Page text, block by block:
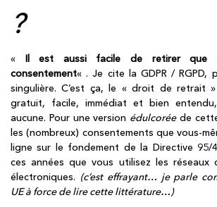
?
« Il est aussi facile de retirer que
consentement« . Je cite la GDPR / RGPD,
singulière. C’est ça, le « droit de retrait
gratuit, facile, immédiat et bien
aucune. Pour une version édulcoréede
les (nombreux) consentements que vous-
ligne sur le fondement de la Directive
ces années que vous utilisez les réseaux
électroniques. (c’est effrayant… je parle
UE à force de lire cette littérature…)